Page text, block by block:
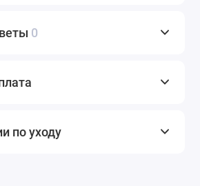
0
по уходу